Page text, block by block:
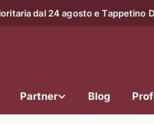
dal 24 agosto e Tappetino
Partner Blog